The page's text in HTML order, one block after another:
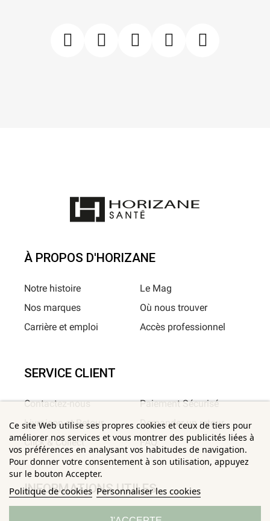
Ce site Web utilise ses propres cookies et ceux de tiers pour
améliorer nos services et vous montrer des publicités liées à
vos préférences en analysant vos habitudes de navigation.
Pour donner votre consentement à son utilisation, appuyez
sur le bouton Accepter.
Politique de cookies Personnaliser les cookies
À PROPOS D'HORIZANE
Notre histoire
Nos marques
Carrière et emploi
Le Mag
Où nous trouver
Accès professionnel
SERVICE CLIENT
Contactez-nous
Livraison et Retour
Click & Collect
Paiement Sécurisé
Demander un retour
FAQ
INFORMATIONS UTILES
Conditions Générales de Confidentialité